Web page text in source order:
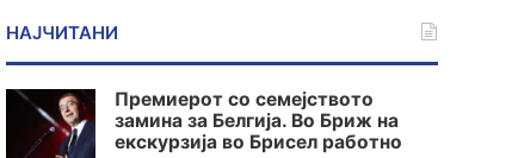
НАЈЧИТАНИ
Премиерот со семејството
замина за Белгија. Во Бриж на
екскурзија во Брисел работно